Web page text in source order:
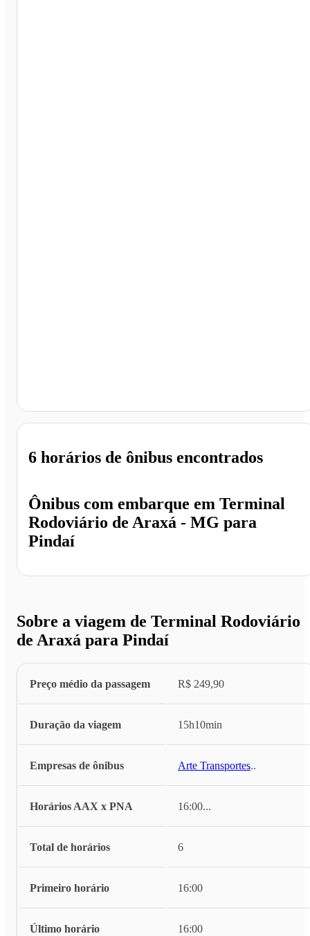
Ônibus com embarque em Terminal
Rodoviário de Araxá - MG para
Pindaí
6 horários de ônibus encontrados
Sobre a viagem de Terminal Rodoviário
de Araxá para Pindaí
Preço médio da passagem R$ 249,90
Duração da viagem 15h10min
Empresas de ônibus Arte Transportes...
Horários AAX x PNA 16:00...
Total de horários 6
Primeiro horário 16:00
Último horário 16:00